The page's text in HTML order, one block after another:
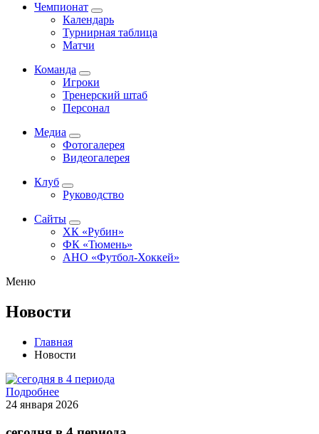
Чемпионат
Календарь
Турнирная таблица
Матчи
Команда
Игроки
Тренерский штаб
Персонал
Медиа
Фотогалерея
Видеогалерея
Клуб
Руководство
Сайты
ХК «Рубин»
ФК «Тюмень»
АНО «Футбол-Хоккей»
Меню
Новости
Главная
Новости
Подробнее
24 января 2026